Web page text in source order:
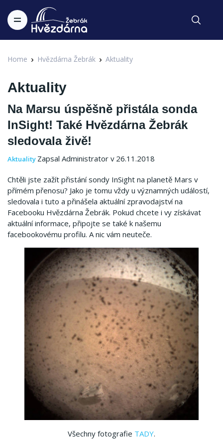
Home Hvězdárna Žebrák Aktuality
Aktuality
Na Marsu úspěšně přistála sonda
InSight! Také Hvězdárna Žebrák
sledovala živě!
Aktuality Zapsal Administrator v 26.11.2018
Chtěli jste zažít přistání sondy InSight na planetě Mars v
přímém přenosu? Jako je tomu vždy u významných událostí,
sledovala i tuto a přinášela aktuální zpravodajství na
Facebooku Hvězdárna Žebrák. Pokud chcete i vy získávat
aktuální informace, připojte se také k našemu
facebookovému profilu. A nic vám neuteče.
Všechny fotografie TADY.